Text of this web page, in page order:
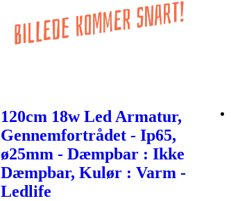
120cm 18w Led Armatur,
Gennemfortrådet - Ip65,
ø25mm - Dæmpbar : Ikke
Dæmpbar, Kulør : Varm -
Ledlife